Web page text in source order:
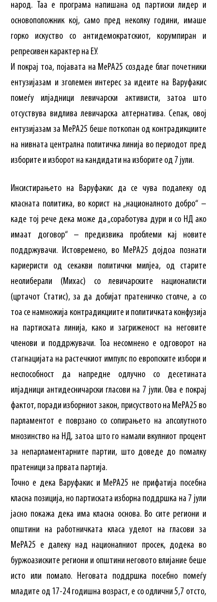
народ. Таа е програма напишана од партиски лидер и
основоположник кој, само пред неколку години, имаше
горко искуство со антидемократскиот, корумпиран и
репресивен карактер на ЕУ.
И покрај тоа, појавата на МеРА25 создаде благ почетники
ентузијазам и зголемен интерес за идеите на Варуфакис
помеѓу илјадници левичарски активисти, затоа што
отсуствува видлива левичарска алтернатива. Сепак, овој
ентузијазам за МеРА25 беше поткопан од контрадикциите
на нивната централна политичка линија во периодот пред
изборите и изборот на кандидати на изборите од 7 јули.
Инсистирањето на Варуфакис да се чува подалеку од
класната политика, во корист на „националното добро“ –
каде тој рече дека може да „соработува дури и со НД ако
имаат договор“ – предизвика проблеми кај новите
поддржувачи. Истовремено, во МеРА25 дојдоа познати
кариеристи од секакви политички милјеа, од старите
неолиберали (Михас) со левичарските националисти
(цртачот Статис), за да добијат пратеничко столче, а со
тоа се намножија контрадикциите и политичката конфузија
на партиската линија, како и загриженост на неговите
членови и поддржувачи. Тоа несомнено е одговорот на
стагнацијата на растечкиот импулс по европските избори и
неспособност да напредне одлучно со десетината
илјадници антидесничарски гласови на 7 јули. Ова е покрај
фактот, поради изборниот закон, присуството на МеРА25 во
парламентот е поврзано со сопирањето на апсолутното
мнозинство на НД, затоа што го намали вкулниот процент
за непарламентарните партии, што доведе до помалку
пратеници за првата партија.
Точно е дека Варуфакис и МеРА25 не прифатија посебна
класна позиција, но партиската изборна поддршка на 7 јули
јасно покажа дека има класна основа. Во сите региони и
општини на работничката класа уделот на гласови за
МеРА25 е далеку над националниот просек, додека во
буржоазиските региони и општини неговото влијание беше
исто или помало. Неговата поддршка посебно помеѓу
младите од 17-24 годишна возраст, е со одлични 5,7 отсто,